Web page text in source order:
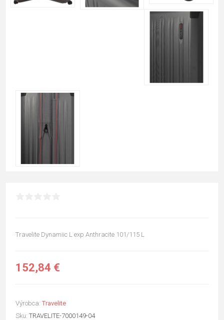
Travelite Dynamiic L exp Anthracite 101/115 L
152,84 €
Výrobca: Travelite
Sku: TRAVELITE-7000149-04